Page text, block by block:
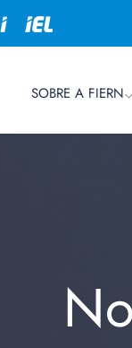
SOBRE A FIERN